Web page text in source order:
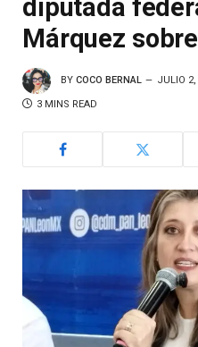
diputada
Márquez
BY COCO BERNAL JULIO
3 MINS READ